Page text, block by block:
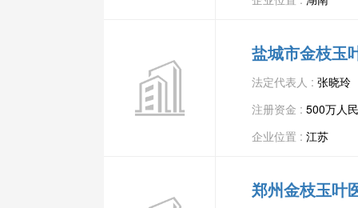
盐城市金枝玉
法定代表人 : 张晓玲
注册资金 : 500万人
企业位置 : 江苏
郑州金枝玉叶